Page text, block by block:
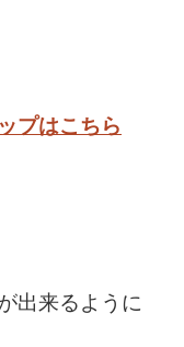
プはこちら
出来るように